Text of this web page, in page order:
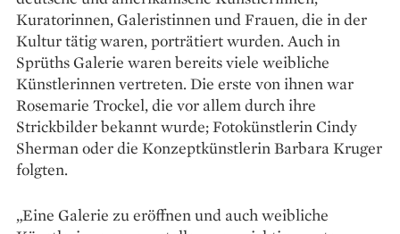
Kuratorinnen, Galeristinnen und Frauen, die in der
Kultur tätig waren, porträtiert wurden. Auch in
Sprüths Galerie waren bereits viele weibliche
Künstlerinnen vertreten. Die erste von ihnen war
Rosemarie Trockel, die vor allem durch ihre
Strickbilder bekannt wurde; Fotokünstlerin Cindy
Sherman oder die Konzeptkünstlerin Barbara Kruger
folgten.
„Eine Galerie zu eröffnen und auch weib­liche